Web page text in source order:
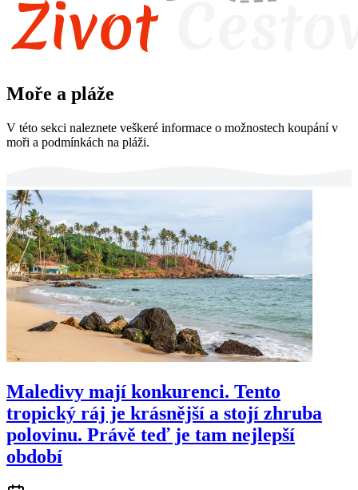
Moře a pláže
V této sekci naleznete veškeré informace o možnostech koupání v
moři a podmínkách na pláži.
Maledivy mají konkurenci. Tento
tropický ráj je krásnější a stojí zhruba
polovinu. Právě teď je tam nejlepší
období